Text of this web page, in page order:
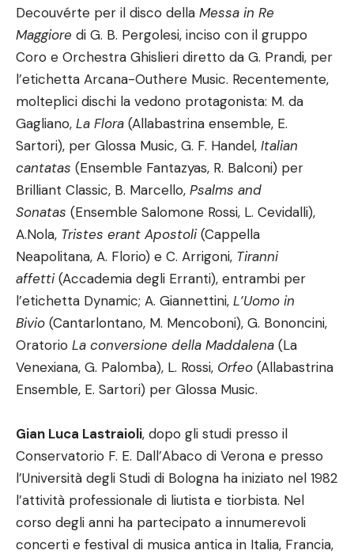
Decouvérte per il disco della Messa in Re
Maggiore di G. B. Pergolesi, inciso con il gruppo
Coro e Orchestra Ghislieri diretto da G. Prandi, per
l’etichetta Arcana-Outhere Music. Recentemente,
molteplici dischi la vedono protagonista: M. da
Gagliano, La Flora (Allabastrina ensemble, E.
Sartori), per Glossa Music, G. F. Handel, Italian
cantatas (Ensemble Fantazyas, R. Balconi) per
Brilliant Classic, B. Marcello, Psalms and
Sonatas (Ensemble Salomone Rossi, L. Cevidalli),
A.Nola, Tristes erant Apostoli(Cappella
Neapolitana, A. Florio) e C. Arrigoni, Tiranni
affetti(Accademia degli Erranti), entrambi per
l’etichetta Dynamic; A. Giannettini, L’Uomo in
Bivio (Cantarlontano, M. Mencoboni), G. Bononcini,
Oratorio La conversione della Maddalena (La
Venexiana, G. Palomba), L. Rossi, Orfeo (Allabastrina
Ensemble, E. Sartori) per Glossa Music.
Gian Luca Lastraioli, dopo gli studi presso il
Conservatorio F. E. Dall’Abaco di Verona e presso
l’Università degli Studi di Bologna ha iniziato nel 1982
l’attività professionale di liutista e tiorbista. Nel
corso degli anni ha partecipato a innumerevoli
concerti e festival di musica antica in Italia, Francia,